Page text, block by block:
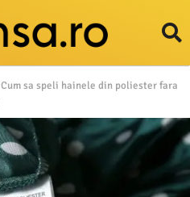
Cum sa speli hainele din poliester fara